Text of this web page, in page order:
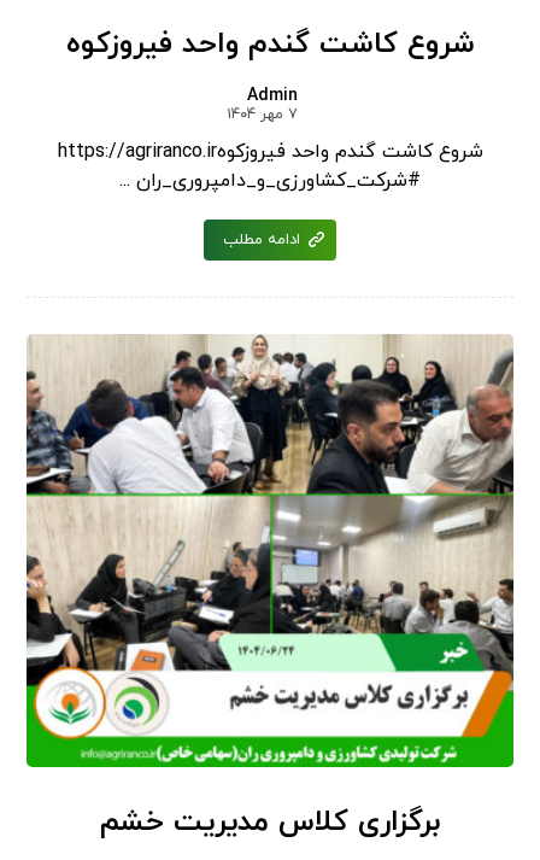
شروع کاشت گندم واحد فیروزکوه
Admin
۷ مهر ۱۴۰۴
شروع کاشت گندم واحد فیروزکوهhttps://agriranco.ir
#شرکت_کشاورزی_و_دامپروری_ران ...
ادامه مطلب
برگزاری کلاس مدیریت خشم